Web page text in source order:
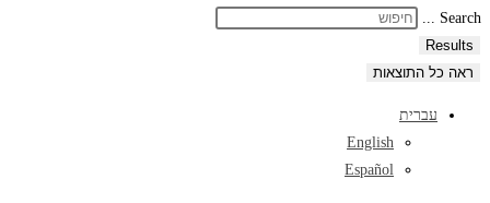
Search ...
Results
ראה כל התוצאות
עברית
English
Español